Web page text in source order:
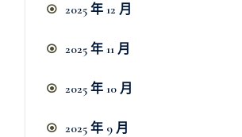
2025 年 12 月
2025 年 11 月
2025 年 10 月
2025 年 9 月